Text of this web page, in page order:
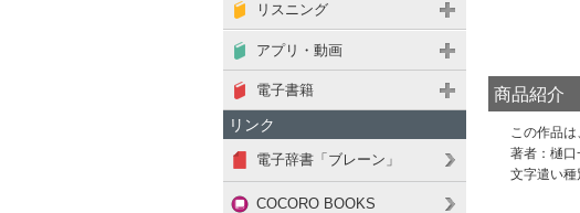
商品紹介
この作品は
著者：樋口
文字遣い種
リスニング
アプリ・動画
電子書籍
リンク
電子辞書「ブレーン」
COCORO BOOKS